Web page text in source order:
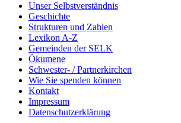
Unser Selbstverständnis
Geschichte
Strukturen und Zahlen
Lexikon A-Z
Gemeinden der SELK
Ökumene
Schwester- / Partnerkirchen
Wie Sie spenden können
Kontakt
Impressum
Datenschutzerklärung